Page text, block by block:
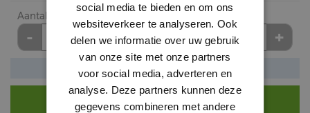
Aantal stuk bestellen
- +
Nog €290voor gratis bezorging.
social media te bieden en om ons
websiteverkeer te analyseren. Ook
delen we informatie over uw gebruik
van onze site met onze partners
voor social media, adverteren en
analyse. Deze partners kunnen deze
gegevens combineren met andere